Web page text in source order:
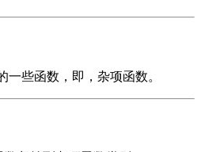
一些函数，即，杂项函数。